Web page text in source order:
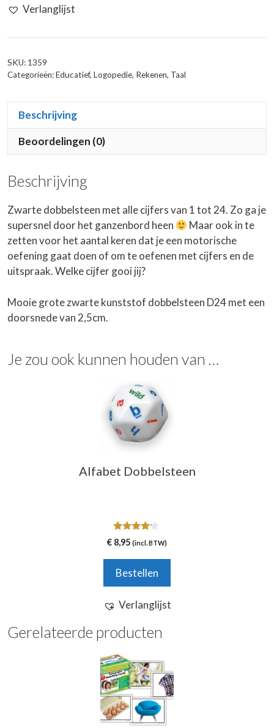
Verlanglijst
SKU: 1359
Categorieën:Educatief, Logopedie, Rekenen, Taal
Beschrijving
Beoordelingen (0)
Beschrijving
Zwarte dobbelsteen met alle cijfers van 1 tot 24. Zo ga je
supersnel door het ganzenbord heen
Maar ook in te
zetten voor het aantal keren dat je een motorische
oefening gaat doen of om te oefenen met cijfers en de
uitspraak. Welke cijfer gooi jij?
Mooie grote zwarte kunststof dobbelsteen D24 met een
doorsnede van 2,5cm.
Je zou ook kunnen houden van …
Alfabet Dobbelsteen
4.00
van 5
€ 8,95 (incl. BTW)
Bestellen
Verlanglijst
Gerelateerde producten